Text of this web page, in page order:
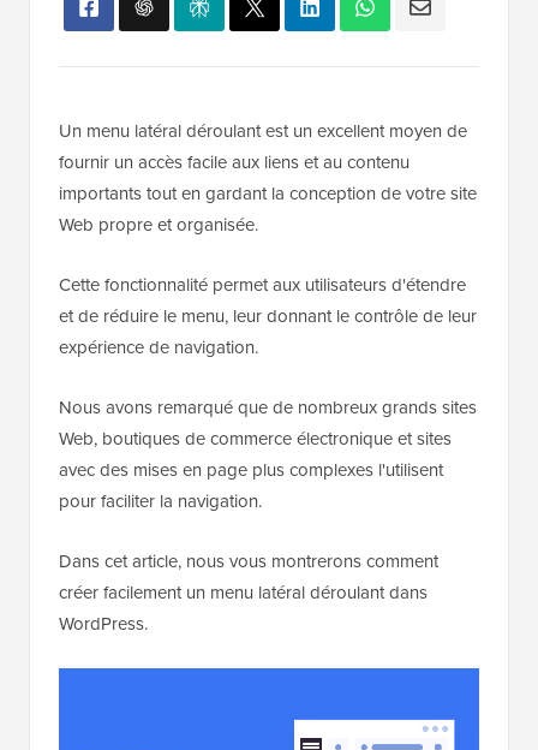
Un menu latéral déroulant est un excellent moyen de
fournir un accès facile aux liens et au contenu
importants tout en gardant la conception de votre site
Web propre et organisée.
Cette fonctionnalité permet aux utilisateurs d'étendre
et de réduire le menu, leur donnant le contrôle de leur
expérience de navigation.
Nous avons remarqué que de nombreux grands sites
Web, boutiques de commerce électronique et sites
avec des mises en page plus complexes l'utilisent
pour faciliter la navigation.
Dans cet article, nous vous montrerons comment
créer facilement un menu latéral déroulant dans
WordPress.